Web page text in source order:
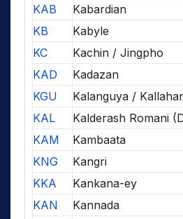
KAB
Kabardian
KB
Kabyle
KC
Kachin / Jingpho
KAD
Kadazan
KGU
Kalanguya /
KAL
Kalderash Romani
KAM
Kambaata
KNG
Kangri
KKA
Kankana-ey
KAN
Kannada